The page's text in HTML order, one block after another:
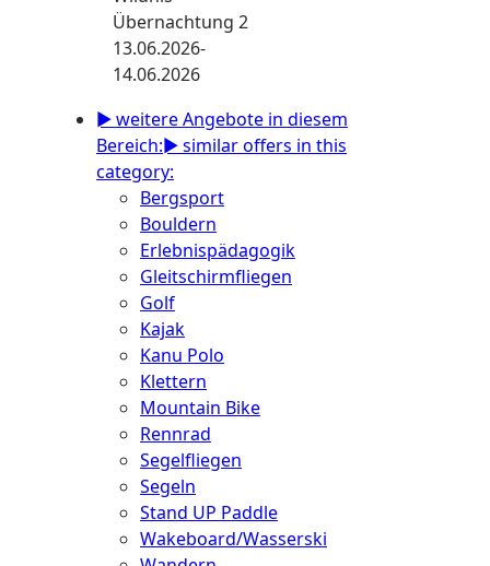
Übernachtung 2
13.06.2026-
14.06.2026
► weitere Angebote in diesem
Bereich:► similar offers in this
category:
Bergsport
Bouldern
Erlebnispädagogik
Gleitschirmfliegen
Golf
Kajak
Kanu Polo
Klettern
Mountain Bike
Rennrad
Segelfliegen
Segeln
Stand UP Paddle
Wakeboard/Wasserski